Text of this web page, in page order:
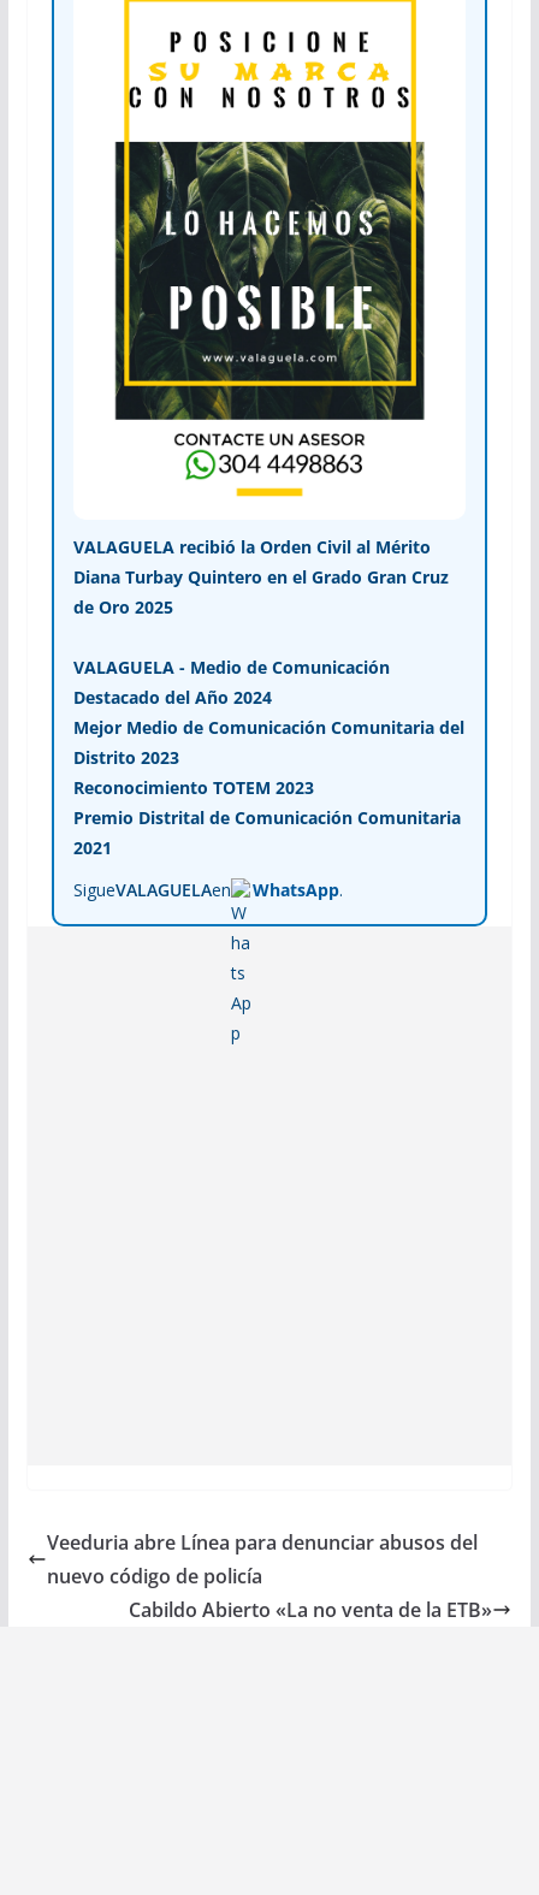
VALAGUELA recibió la Orden Civil al Mérito
Diana Turbay Quintero en el Grado Gran Cruz
de Oro 2025
VALAGUELA - Medio de Comunicación
Destacado del Año 2024
Mejor Medio de Comunicación Comunitaria del
Distrito 2023
Reconocimiento TOTEM 2023
Premio Distrital de Comunicación Comunitaria
2021
SigueVALAGUELAen WhatsApp.
Veeduria abre Línea para denunciar abusos del
nuevo código de policía
Cabildo Abierto «La no venta de la ETB»